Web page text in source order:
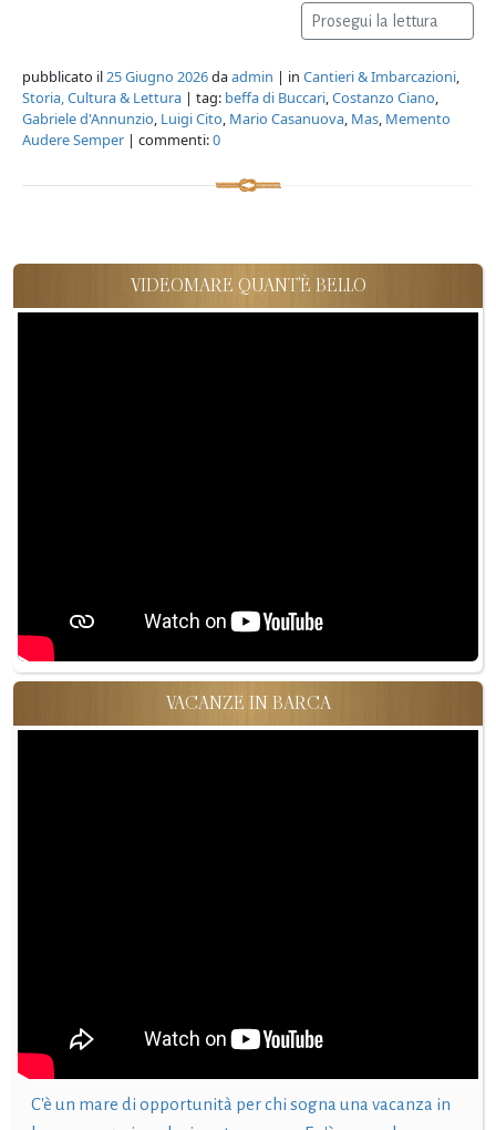
Prosegui la lettura
pubblicato il25 Giugno 2026daadmin | in Cantieri & Imbarcazioni,
Storia, Cultura & Lettura | tag: beffa di Buccari,Costanzo Ciano,
Gabriele d'Annunzio, Luigi Cito, Mario Casanuova, Mas, Memento
Audere Semper | commenti:0
VIDEOMARE QUANT'È BELLO
VACANZE IN BARCA
C'è un mare di opportunità per chi sogna una vacanza in